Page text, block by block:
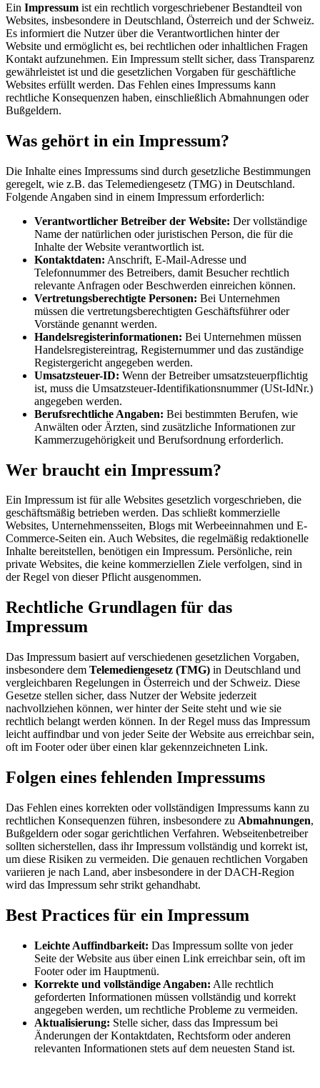
Ein Impressum ist ein rechtlich vorgeschriebener Bestandteil von
Websites, insbesondere in Deutschland, Österreich und der Schweiz.
Es informiert die Nutzer über die Verantwortlichen hinter der
Website und ermöglicht es, bei rechtlichen oder inhaltlichen Fragen
Kontakt aufzunehmen. Ein Impressum stellt sicher, dass Transparenz
gewährleistet ist und die gesetzlichen Vorgaben für geschäftliche
Websites erfüllt werden. Das Fehlen eines Impressums kann
rechtliche Konsequenzen haben, einschließlich Abmahnungen oder
Bußgeldern.
Was gehört in ein Impressum?
Die Inhalte eines Impressums sind durch gesetzliche Bestimmungen
geregelt, wie z.B. das Telemediengesetz (TMG) in Deutschland.
Folgende Angaben sind in einem Impressum erforderlich:
Verantwortlicher Betreiber der Website: Der vollständige
Name der natürlichen oder juristischen Person, die für die
Inhalte der Website verantwortlich ist.
Kontaktdaten: Anschrift, E-Mail-Adresse und
Telefonnummer des Betreibers, damit Besucher rechtlich
relevante Anfragen oder Beschwerden einreichen können.
Vertretungsberechtigte Personen: Bei Unternehmen
müssen die vertretungsberechtigten Geschäftsführer oder
Vorstände genannt werden.
Handelsregisterinformationen: Bei Unternehmen müssen
Handelsregistereintrag, Registernummer und das zuständige
Registergericht angegeben werden.
Umsatzsteuer-ID: Wenn der Betreiber umsatzsteuerpflichtig
ist, muss die Umsatzsteuer-Identifikationsnummer (USt-IdNr.)
angegeben werden.
Berufsrechtliche Angaben: Bei bestimmten Berufen, wie
Anwälten oder Ärzten, sind zusätzliche Informationen zur
Kammerzugehörigkeit und Berufsordnung erforderlich.
Wer braucht ein Impressum?
Ein Impressum ist für alle Websites gesetzlich vorgeschrieben, die
geschäftsmäßig betrieben werden. Das schließt kommerzielle
Websites, Unternehmensseiten, Blogs mit Werbeeinnahmen und E-
Commerce-Seiten ein. Auch Websites, die regelmäßig redaktionelle
Inhalte bereitstellen, benötigen ein Impressum. Persönliche, rein
private Websites, die keine kommerziellen Ziele verfolgen, sind in
der Regel von dieser Pflicht ausgenommen.
Rechtliche Grundlagen für das
Impressum
Das Impressum basiert auf verschiedenen gesetzlichen Vorgaben,
insbesondere dem Telemediengesetz (TMG) in Deutschland und
vergleichbaren Regelungen in Österreich und der Schweiz. Diese
Gesetze stellen sicher, dass Nutzer der Website jederzeit
nachvollziehen können, wer hinter der Seite steht und wie sie
rechtlich belangt werden können. In der Regel muss das Impressum
leicht auffindbar und von jeder Seite der Website aus erreichbar sein,
oft im Footer oder über einen klar gekennzeichneten Link.
Folgen eines fehlenden Impressums
Das Fehlen eines korrekten oder vollständigen Impressums kann zu
rechtlichen Konsequenzen führen, insbesondere zu Abmahnungen,
Bußgeldern oder sogar gerichtlichen Verfahren. Webseitenbetreiber
sollten sicherstellen, dass ihr Impressum vollständig und korrekt ist,
um diese Risiken zu vermeiden. Die genauen rechtlichen Vorgaben
variieren je nach Land, aber insbesondere in der DACH-Region
wird das Impressum sehr strikt gehandhabt.
Best Practices für ein Impressum
Leichte Auffindbarkeit: Das Impressum sollte von jeder
Seite der Website aus über einen Link erreichbar sein, oft im
Footer oder im Hauptmenü.
Korrekte und vollständige Angaben: Alle rechtlich
geforderten Informationen müssen vollständig und korrekt
angegeben werden, um rechtliche Probleme zu vermeiden.
Aktualisierung: Stelle sicher, dass das Impressum bei
Änderungen der Kontaktdaten, Rechtsform oder anderen
relevanten Informationen stets auf dem neuesten Stand ist.